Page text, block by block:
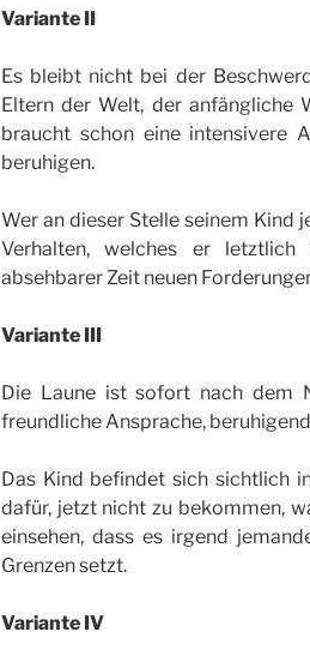
Variante II
Es bleibt nicht bei der
Eltern der Welt, der anfängliche
braucht schon eine intensivere
beruhigen.
Wer an dieser Stelle seinem Kind
Verhalten, welches er
absehbarer Zeit neuen
Variante III
Die Laune ist sofort nach dem
freundliche Ansprache,
Das Kind befindet sich sichtlich
dafür, jetzt nicht zu bekommen,
einsehen, dass es irgend
Grenzen setzt.
Variante IV